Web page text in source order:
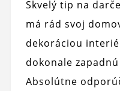
Skvelý tip na
má rád svoj
dekoráciou
dokonale
Absolútne